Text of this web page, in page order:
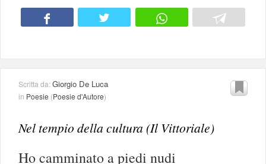
Scritta da:Giorgio De Luca
in Poesie (Poesie d'Autore)
Nel tempio della cultura (Il Vittoriale)
Ho camminato a piedi nudi